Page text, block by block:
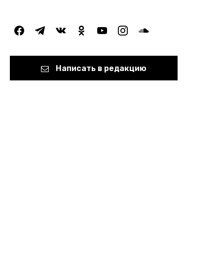
facebooktelegramvkontakteodnoklassniki
youtubeinstagramsoundcloud
Написать в редакцию